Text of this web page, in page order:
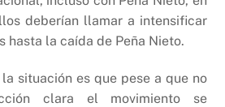
deberían llamar a intensificar
hasta la caída de Peña Nieto.
situación es que pese a que no
clara el movimiento se